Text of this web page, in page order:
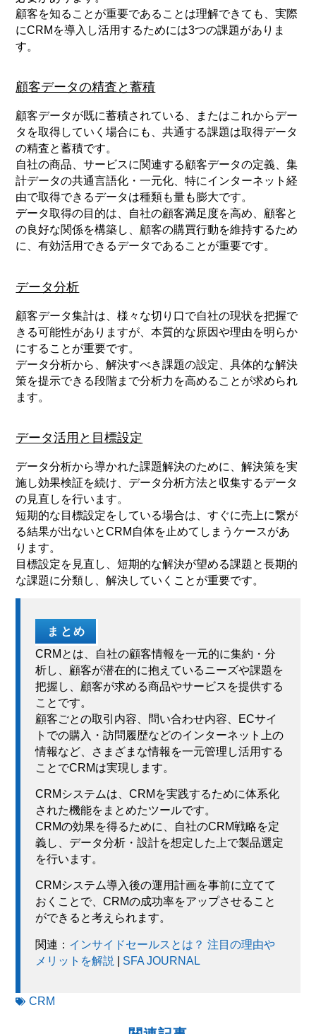
顧客を知ることが重要であることは理解できても、実際
にCRMを導入し活用するためには3つの課題がありま
す。
顧客データの精査と蓄積
顧客データが既に蓄積されている、またはこれからデー
タを取得していく場合にも、共通する課題は取得データ
の精査と蓄積です。
自社の商品、サービスに関連する顧客データの定義、集
計データの共通言語化・一元化、特にインターネット経
由で取得できるデータは種類も量も膨大です。
データ取得の目的は、自社の顧客満足度を高め、顧客と
の良好な関係を構築し、顧客の購買行動を維持するため
に、有効活用できるデータであることが重要です。
データ分析
顧客データ集計は、様々な切り口で自社の現状を把握で
きる可能性がありますが、本質的な原因や理由を明らか
にすることが重要です。
データ分析から、解決すべき課題の設定、具体的な解決
策を提示できる段階まで分析力を高めることが求められ
ます。
データ活用と目標設定
データ分析から導かれた課題解決のために、解決策を実
施し効果検証を続け、データ分析方法と収集するデータ
の見直しを行います。
短期的な目標設定をしている場合は、すぐに売上に繋が
る結果が出ないとCRM自体を止めてしまうケースがあ
ります。
目標設定を見直し、短期的な解決が望める課題と長期的
な課題に分類し、解決していくことが重要です。
まとめ
CRMとは、自社の顧客情報を一元的に集約・分
析し、顧客が潜在的に抱えているニーズや課題を
把握し、顧客が求める商品やサービスを提供する
ことです。
顧客ごとの取引内容、問い合わせ内容、ECサイ
トでの購入・訪問履歴などのインターネット上の
情報など、さまざまな情報を一元管理し活用する
ことでCRMは実現します。
CRMシステムは、CRMを実践するために体系化
された機能をまとめたツールです。
CRMの効果を得るために、自社のCRM戦略を定
義し、データ分析・設計を想定した上で製品選定
を行います。
CRMシステム導入後の運用計画を事前に立てて
おくことで、CRMの成功率をアップさせること
ができると考えられます。
関連： インサイドセールスとは？ 注目の理由や
メリットを解説
SFA JOURNAL
CRM